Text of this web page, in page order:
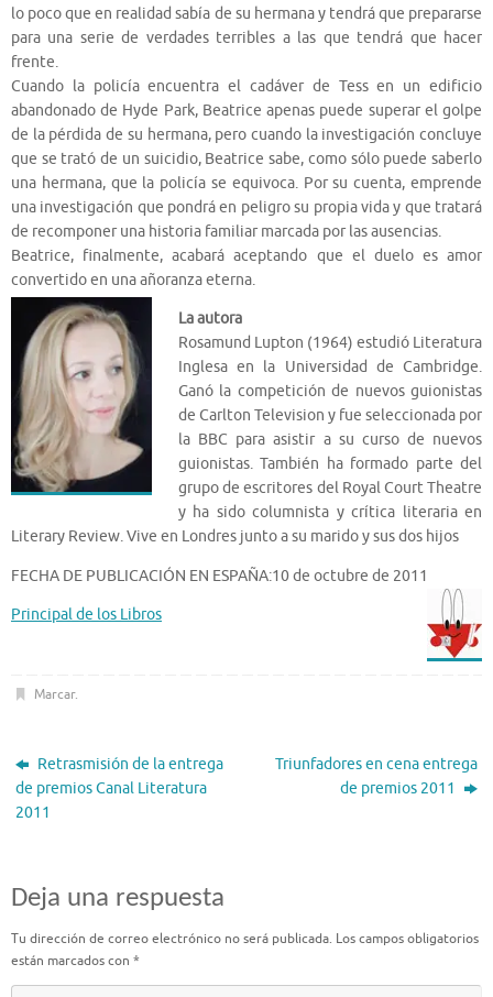
lo poco que en realidad sabía de su hermana y tendrá que prepararse
para una serie de verdades terribles a las que tendrá que hacer
frente.
Cuando la policía encuentra el cadáver de Tess en un edificio
abandonado de Hyde Park, Beatrice apenas puede superar el golpe
de la pérdida de su hermana, pero cuando la investigación concluye
que se trató de un suicidio, Beatrice sabe, como sólo puede saberlo
una hermana, que la policía se equivoca. Por su cuenta, emprende
una investigación que pondrá en peligro su propia vida y que tratará
de recomponer una historia familiar marcada por las ausencias.
Beatrice, finalmente, acabará aceptando que el duelo es amor
convertido en una añoranza eterna.
La autora
Rosamund Lupton (1964) estudió Literatura
Inglesa en la Universidad de Cambridge.
Ganó la competición de nuevos guionistas
de Carlton Television y fue seleccionada por
la BBC para asistir a su curso de nuevos
guionistas. También ha formado parte del
grupo de escritores del Royal Court Theatre
y ha sido columnista y crítica literaria en
Literary Review. Vive en Londres junto a su marido y sus dos hijos
FECHA DE PUBLICACIÓN EN ESPAÑA:10 de octubre de 2011
Principal de los Libros
Marcar.
Retrasmisión de la entrega
de premios Canal Literatura
2011
Triunfadores en cena entrega
de premios 2011
Deja una respuesta
Tu dirección de correo electrónico no será publicada. Los campos obligatorios
están marcados con *